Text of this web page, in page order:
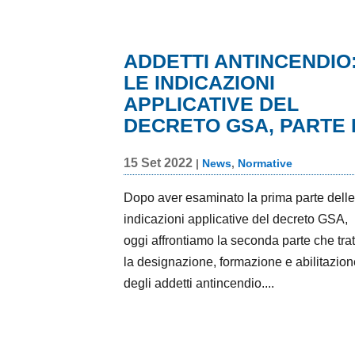
ADDETTI ANTINCENDIO:
LE INDICAZIONI
APPLICATIVE DEL
DECRETO GSA, PARTE II
15 Set 2022 |News ,Normative
Dopo aver esaminato la prima parte
delle indicazioni applicative del decreto
GSA, oggi affrontiamo la seconda
che tratta la designazione, formazione
abilitazione degli addetti antincendio....